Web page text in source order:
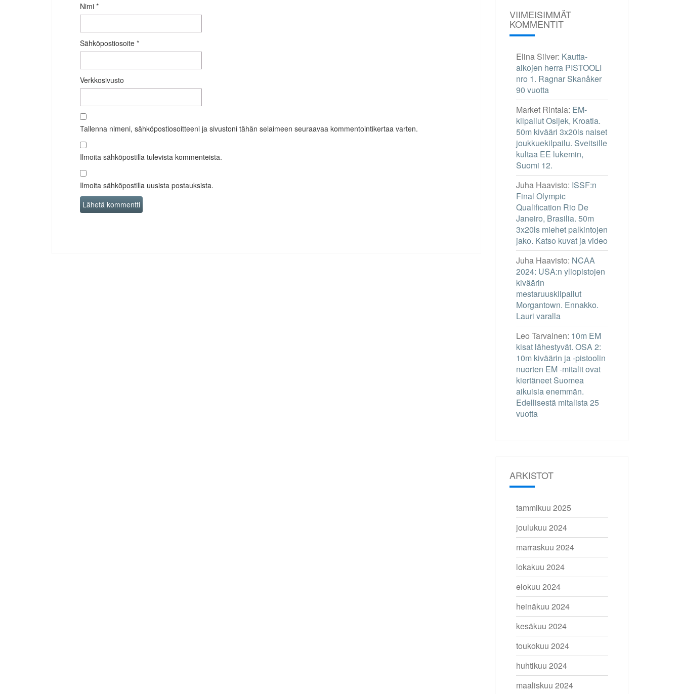
Nimi *
Sähköpostiosoite *
Verkkosivusto
Tallenna nimeni, sähköpostiosoitteeni ja sivustoni tähän selaimeen seuraavaa kommentointikertaa varten.
Ilmoita sähköpostilla tulevista kommenteista.
Ilmoita sähköpostilla uusista postauksista.
VIIMEISIMMÄT
KOMMENTIT
Elina Silver: Kautta-
aikojen herra PISTOOLI
nro 1. Ragnar Skanåker
90 vuotta
Market Rintala: EM-
kilpailut Osijek, Kroatia.
50m kivääri 3x20ls naiset
joukkuekilpailu. Sveitsille
kultaa EE lukemin,
Suomi 12.
Juha Haavisto: ISSF:n
Final Olympic
Qualification Rio De
Janeiro, Brasilia. 50m
3x20ls miehet palkintojen
jako. Katso kuvat ja video
Juha Haavisto: NCAA
2024: USA:n yliopistojen
kiväärin
mestaruuskilpailut
Morgantown. Ennakko.
Lauri varalla
Leo Tarvainen: 10m EM
kisat lähestyvät. OSA 2:
10m kiväärin ja -pistoolin
nuorten EM -mitalit ovat
kiertäneet Suomea
aikuisia enemmän.
Edellisestä mitalista 25
vuotta
ARKISTOT
tammikuu 2025
joulukuu 2024
marraskuu 2024
lokakuu 2024
elokuu 2024
heinäkuu 2024
kesäkuu 2024
toukokuu 2024
huhtikuu 2024
maaliskuu 2024